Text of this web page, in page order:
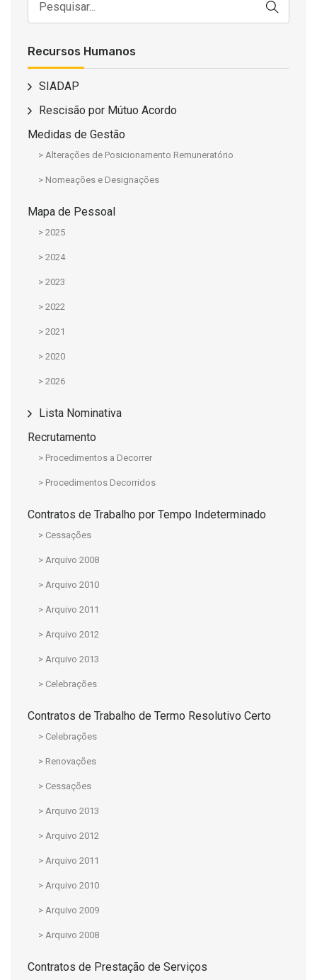
Recursos Humanos
SIADAP
Rescisão por Mútuo Acordo
Medidas de Gestão
> Alterações de Posicionamento Remuneratório
> Nomeações e Designações
Mapa de Pessoal
> 2025
> 2024
> 2023
> 2022
> 2021
> 2020
> 2026
Lista Nominativa
Recrutamento
> Procedimentos a Decorrer
> Procedimentos Decorridos
Contratos de Trabalho por Tempo Indeterminado
> Cessações
> Arquivo 2008
> Arquivo 2010
> Arquivo 2011
> Arquivo 2012
> Arquivo 2013
> Celebrações
Contratos de Trabalho de Termo Resolutivo Certo
> Celebrações
> Renovações
> Cessações
> Arquivo 2013
> Arquivo 2012
> Arquivo 2011
> Arquivo 2010
> Arquivo 2009
> Arquivo 2008
Contratos de Prestação de Serviços